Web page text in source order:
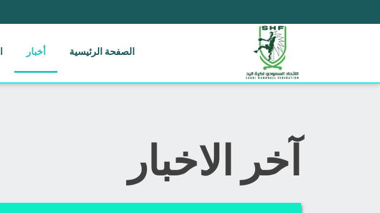
الصفحة الرئيسية أخبار
آخر الاخبار